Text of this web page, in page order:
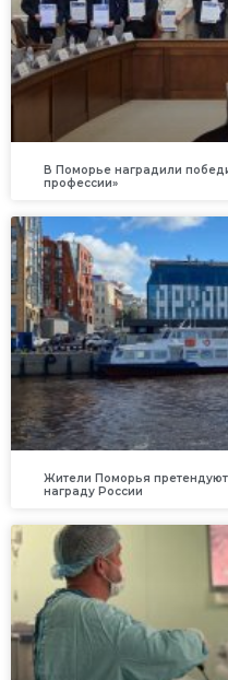
В Поморье наградили
профессии»
Жители Поморья
награду России